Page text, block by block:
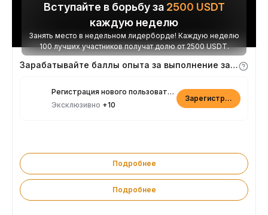
Вступайте в борьбу за 2500 USDT
каждую неделю
Занять место в недельном лидерборде! Каждую неделю
100 лучших участников получат долю от 2500 USDT.
Зарабатывайте баллы опыта за выполнение заданий
Регистрация нового пользователя
Эксклюзивно +10
Зарегистрироваться
Подробнее
Подробнее